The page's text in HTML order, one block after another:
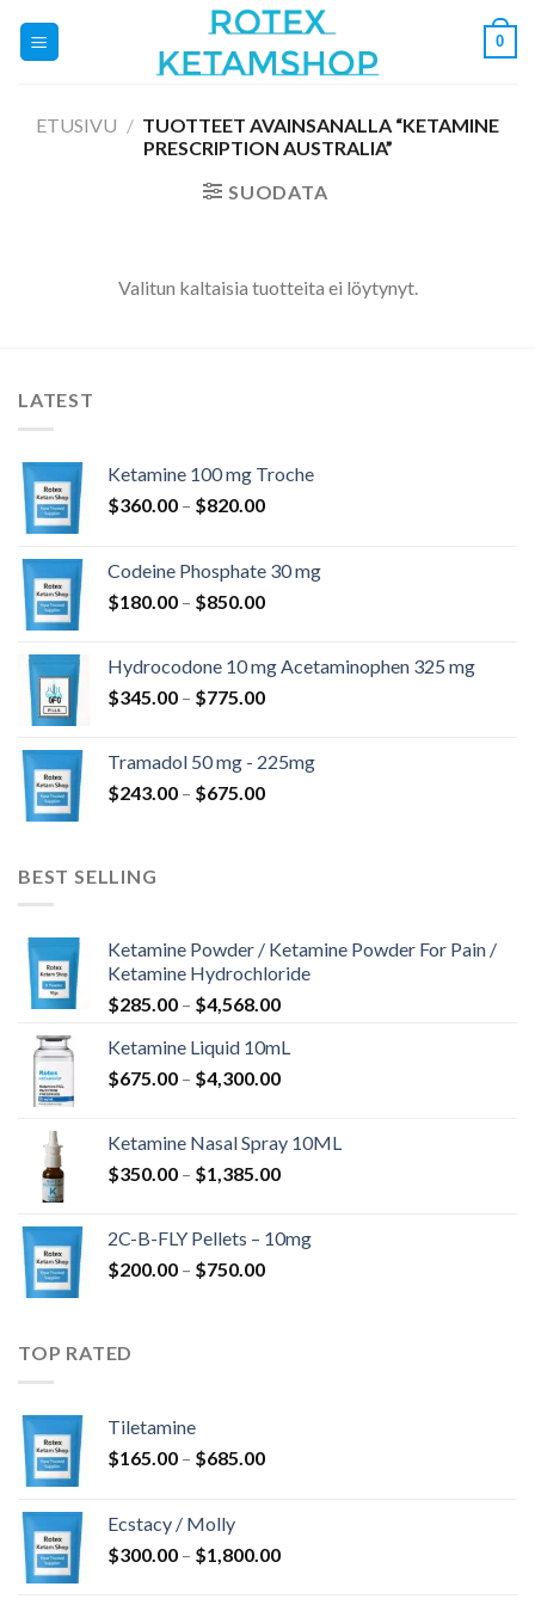
0
ETUSIVU / TUOTTEET AVAINSANALLA “KETAMINE
PRESCRIPTION AUSTRALIA”
SUODATA
Valitun kaltaisia tuotteita ei löytynyt.
LATEST
Ketamine 100 mg Troche
$360.00 – $820.00Hintaluokka:
$820.00
Codeine Phosphate 30 mg
$180.00 – $850.00Hintaluokka:
$850.00
Hydrocodone 10 mg Acetaminophen 325 mg
$345.00 – $775.00Hintaluokka:
$775.00
Tramadol 50 mg - 225mg
$243.00 – $675.00Hintaluokka:
BEST SELLING
Ketamine Powder / Ketamine Powder For Pain /
Ketamine Hydrochloride
$285.00 – $4,568.00Hintaluokka:
-
$4,568.00
Ketamine Liquid 10mL
$675.00 – $4,300.00Hintaluokka:
$4,300.00
Ketamine Nasal Spray 10ML
$350.00 – $1,385.00Hintaluokka:
$1,385.00
2C-B-FLY Pellets – 10mg
$200.00 – $750.00Hintaluokka:
TOP RATED
Tiletamine
$165.00 – $685.00Hintaluokka:
Ecstacy / Molly
$300.00 – $1,800.00Hintaluokka: